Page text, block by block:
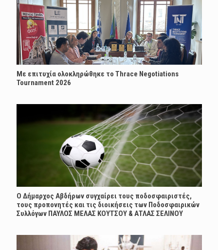
Με επιτυχία ολοκληρώθηκε το Thrace Negotiations
Tournament 2026
Ο Δήμαρχος Αβδήρων συγχαίρει τους ποδοσφαιριστές,
τους προπονητές και τις διοικήσεις των Ποδοσφαιρικών
Συλλόγων ΠΑΥΛΟΣ ΜΕΛΑΣ ΚΟΥΤΣΟΥ & ΑΤΛΑΣ ΣΕΛΙΝΟΥ